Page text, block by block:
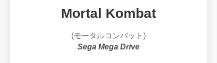
Mortal Kombat
(モータルコンバット)
Sega Mega Drive